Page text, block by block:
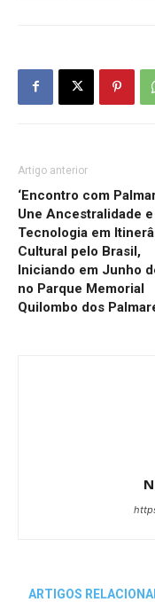
Artigo anterior
‘Encontro com
Une Ancestralidade e
Tecnologia em
Cultural pelo Brasil,
Iniciando em Junho
no Parque Memorial
Quilombo dos
ARTIGOS